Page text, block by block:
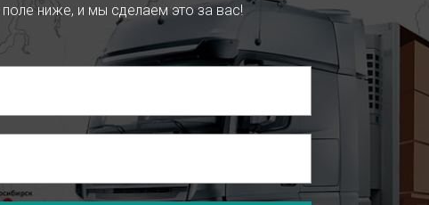
ниже, и мы сделаем это за вас!